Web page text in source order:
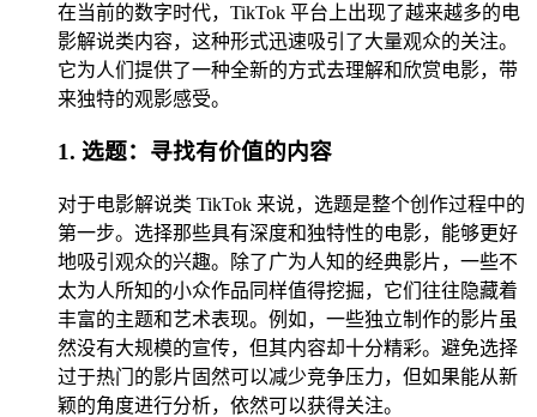
在当前的数字时代，TikTok 平台上出现了越来越多的电
影解说类内容，这种形式迅速吸引了大量观众的关注。
它为人们提供了一种全新的方式去理解和欣赏电影，带
来独特的观影感受。
1. 选题：寻找有价值的内容
对于电影解说类 TikTok 来说，选题是整个创作过程中的
第一步。选择那些具有深度和独特性的电影，能够更好
地吸引观众的兴趣。除了广为人知的经典影片，一些不
太为人所知的小众作品同样值得挖掘，它们往往隐藏着
丰富的主题和艺术表现。例如，一些独立制作的影片虽
然没有大规模的宣传，但其内容却十分精彩。避免选择
过于热门的影片固然可以减少竞争压力，但如果能从新
颖的角度进行分析，依然可以获得关注。